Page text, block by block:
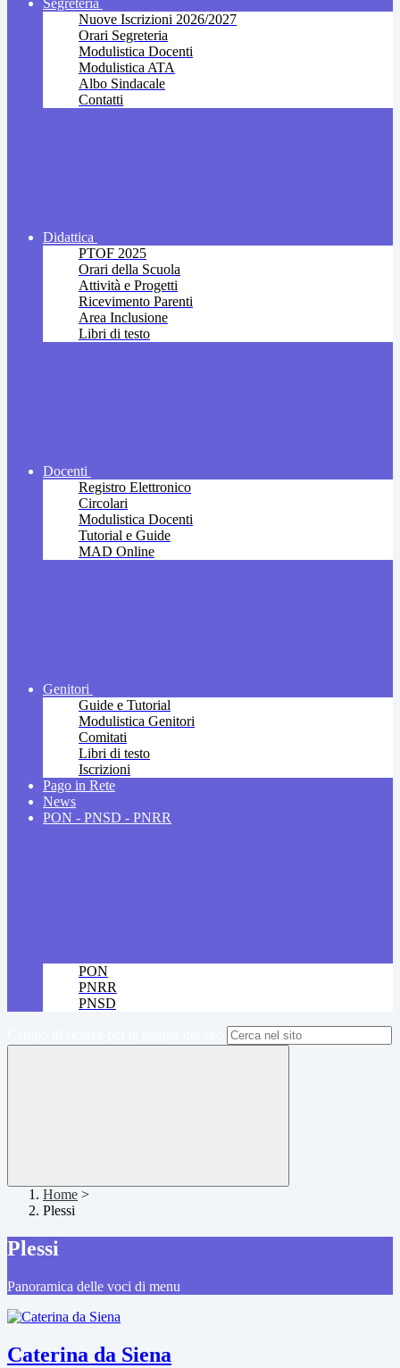
Segreteria
Nuove Iscrizioni 2026/2027
Orari Segreteria
Modulistica Docenti
Modulistica ATA
Albo Sindacale
Contatti
Didattica
PTOF 2025
Orari della Scuola
Attività e Progetti
Ricevimento Parenti
Area Inclusione
Libri di testo
Docenti
Registro Elettronico
Circolari
Modulistica Docenti
Tutorial e Guide
MAD Online
Genitori
Guide e Tutorial
Modulistica Genitori
Comitati
Libri di testo
Iscrizioni
Pago in Rete
News
PON - PNSD - PNRR
PON
PNRR
PNSD
Home >
Plessi
Plessi
Panoramica delle voci di menu
Caterina da Siena